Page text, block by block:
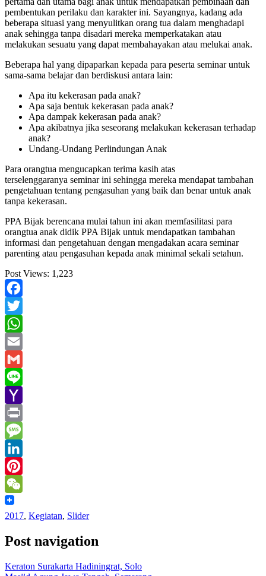
pembentukan perilaku dan karakter ini. Sayangnya, kadang ada
beberapa situasi yang menyulitkan orang tua dalam menghadapi
anak sehingga tanpa disadari mereka memperkatakan atau
melakukan sesuatu yang dapat membahayakan atau melukai anak.
Beberapa hal yang dipaparkan kepada para peserta seminar untuk
sama-sama belajar dan berdiskusi antara lain:
Apa itu kekerasan pada anak?
Apa saja bentuk kekerasan pada anak?
Apa dampak kekerasan pada anak?
Apa akibatnya jika seseorang melakukan kekerasan terhadap
anak?
Undang-Undang Perlindungan Anak
Para orangtua mengucapkan terima kasih atas
terselenggaranya seminar ini sehingga mereka mendapat tambahan
pengetahuan tentang pengasuhan yang baik dan benar untuk anak
tanpa kekerasan.
PPA Bijak berencana mulai tahun ini akan memfasilitasi para
orangtua anak didik PPA Bijak untuk mendapatkan tambahan
informasi dan pengetahuan dengan mengadakan acara seminar
parenting atau pengasuhan kepada anak minimal sekali setahun.
Post Views: 1,223
Facebook
Twitter
WhatsApp
Email
Gmail
Line
Yahoo
Mail
Print
Message
LinkedIn
Pinterest
WeChat
2017, Kegiatan, Slider
Post navigation
Keraton Surakarta Hadiningrat, Solo